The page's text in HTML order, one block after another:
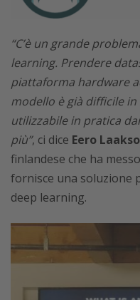
“C’è un grande
learning. Prendere
piattaforma hardware
modello è già difficile
utilizzabile in pratica
più”, ci dice Eero
finlandese che ha
fornisce una soluzione
deep learning.